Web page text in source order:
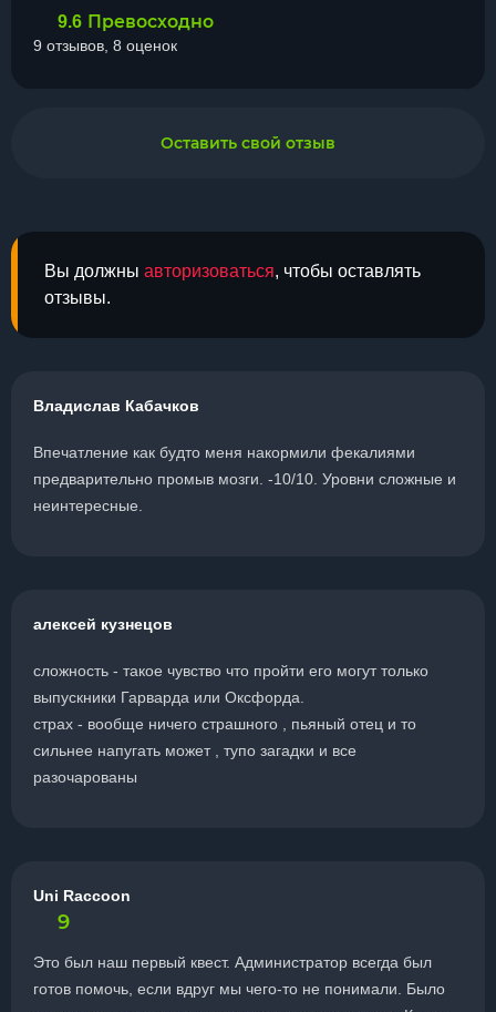
Вы должны авторизоваться, чтобы оставлять
отзывы.
Владислав Кабачков
Впечатление как будто меня накормили фекалиями
предварительно промыв мозги. -10/10. Уровни сложные и
неинтересные.
алексей кузнецов
сложность - такое чувство что пройти его могут только
выпускники Гарварда или Оксфорда.
страх - вообще ничего страшного , пьяный отец и то
сильнее напугать может , тупо загадки и все
разочарованы
Uni Raccoon
9
Это был наш первый квест. Администратор всегда был
готов помочь, если вдруг мы чего-то не понимали. Было
9.6 Превосходно
9 отзывов, 8 оценок
Оставить свой отзыв